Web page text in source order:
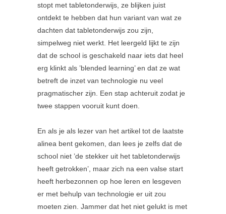
stopt met tabletonderwijs, ze blijken juist
ontdekt te hebben dat hun variant van wat ze
dachten dat tabletonderwijs zou zijn,
simpelweg niet werkt. Het leergeld lijkt te zijn
dat de school is geschakeld naar iets dat heel
erg klinkt als ’blended learning’ en dat ze wat
betreft de inzet van technologie nu veel
pragmatischer zijn. Een stap achteruit zodat je
twee stappen vooruit kunt doen.
En als je als lezer van het artikel tot de laatste
alinea bent gekomen, dan lees je zelfs dat de
school niet ’de stekker uit het tabletonderwijs
heeft getrokken’, maar zich na een valse start
heeft herbezonnen op hoe leren en lesgeven
er met behulp van technologie er uit zou
moeten zien. Jammer dat het niet gelukt is met